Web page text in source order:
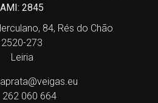
AMI: 2845
84, Rés do Chão
2520-273
Leiria
262 060 664